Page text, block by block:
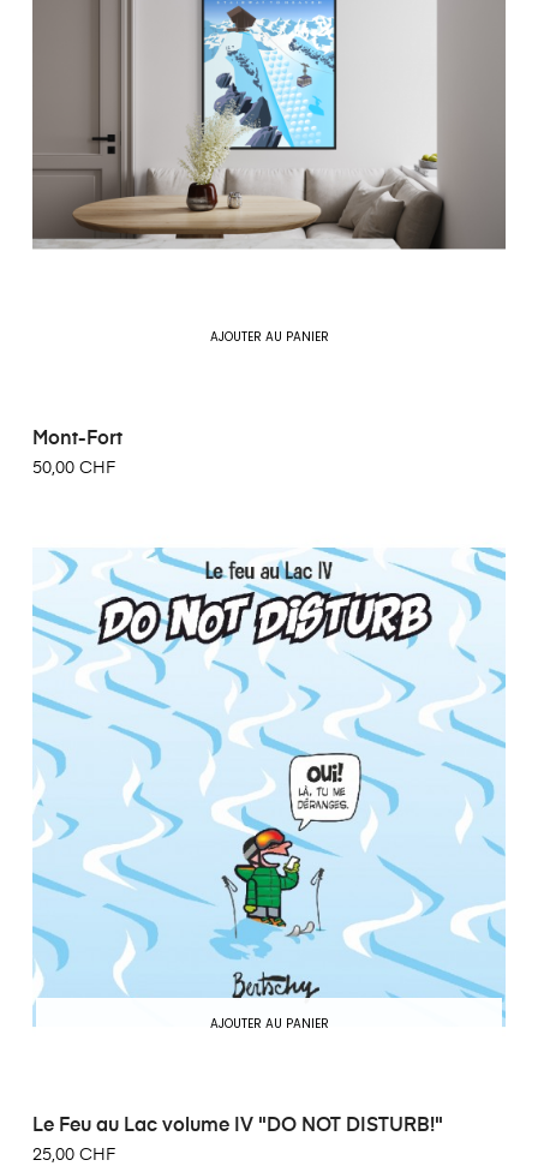
AJOUTER AU PANIER
Mont-Fort
50,00 CHF
AJOUTER AU PANIER
Le Feu au Lac volume IV "DO NOT DISTURB!"
25,00 CHF